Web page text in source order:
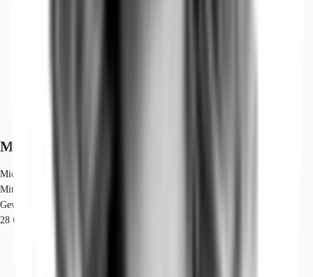
Marktinformationen
Mietmarkt
Mitte, Berlin
Gew. Ø-Miete
28 € / m²